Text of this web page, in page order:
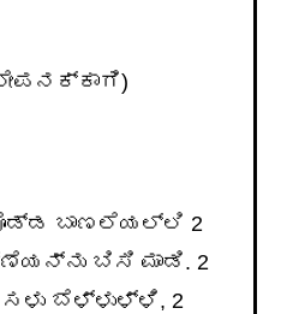
ಬಾಣಲೆಯಲ್ಲಿ 2
ಬಿಸಿ ಮಾಡಿ. 2
ಬೆಳ್ಳುಳ್ಳಿ, 2